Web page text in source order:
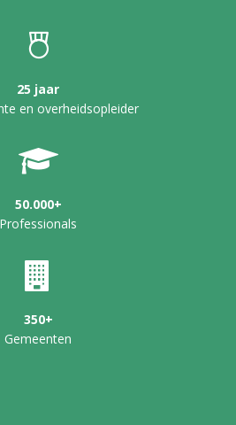
25 jaar
en overheidsopleider
50.000+
Professionals
350+
Gemeenten